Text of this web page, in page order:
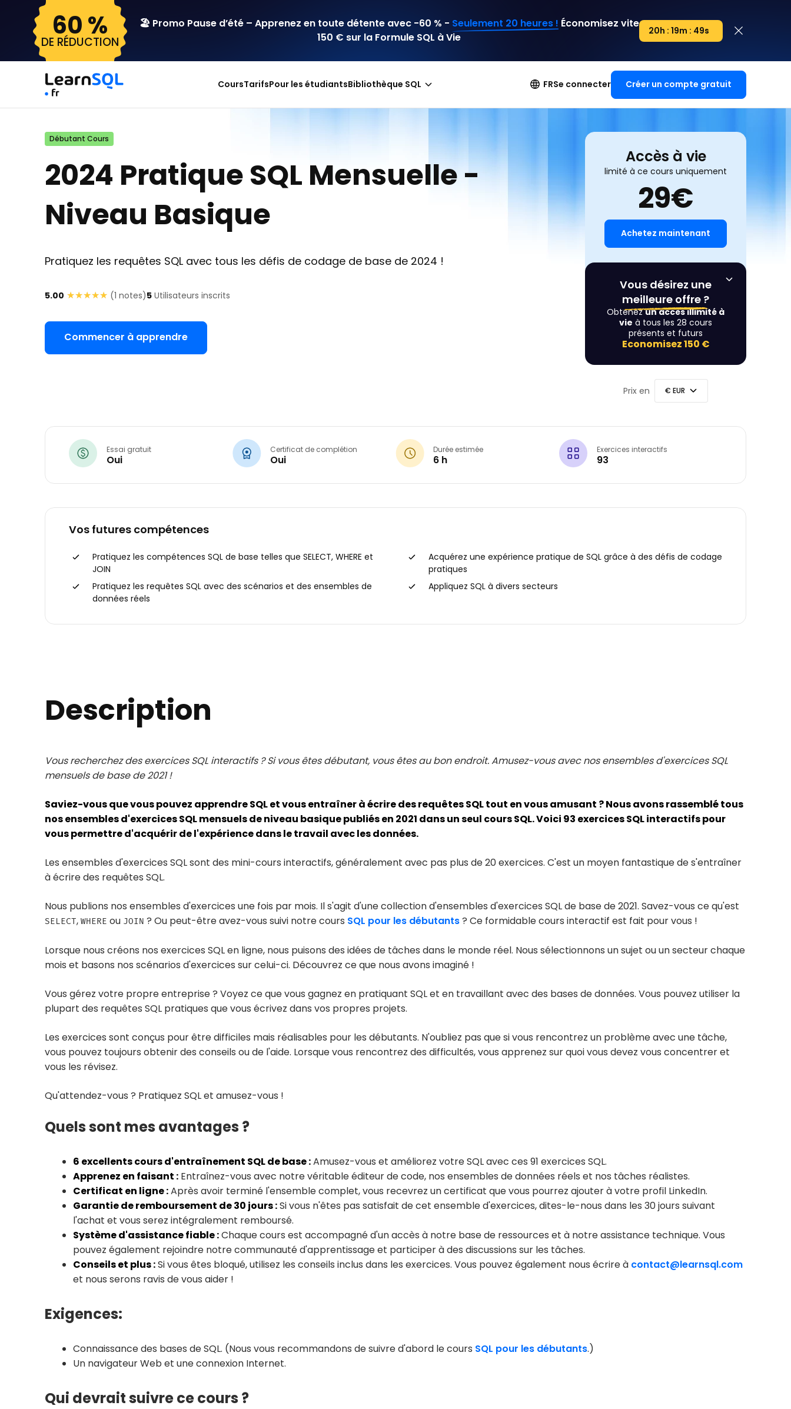
60 %
DE RÉDUCTION
🏖️ Promo Pause d’été – Apprenez en toute détente avec -60 % - Seulement 20 heures ! Économisez vite
150 € sur la Formule SQL à Vie
20h : 19m : 48s
20h : 00m : 00s
CoursTarifsPour les étudiantsBibliothèque SQL FRSe connecter Créer un compte gratuit
Débutant Cours
2024 Pratique SQL Mensuelle -
Niveau Basique
Pratiquez les requêtes SQL avec tous les défis de codage de base de 2024 !
5.00 ★★★★★
★★★★★ (1 notes)5 Utilisateurs inscrits
Commencer à apprendre
Accès à vie
limité à ce cours uniquement
29€
Achetez maintenant
Vous désirez une
meilleure offre ?
Obtenezun accès illimité à
vie à tous les 28 cours
présents et futurs
Economisez150 €
Prix en
Essai gratuit
Oui
Certificat de complétion
Oui
Durée estimée
6 h
Exercices interactifs
93
Vos futures compétences
Pratiquez les compétences SQL de base telles que SELECT, WHERE et
JOIN
Pratiquez les requêtes SQL avec des scénarios et des ensembles de
données réels
Acquérez une expérience pratique de SQL grâce à des défis de codage
pratiques
Appliquez SQL à divers secteurs
Description
Vous recherchez des exercices SQL interactifs ? Si vous êtes débutant, vous êtes au bon endroit. Amusez-vous avec nos ensembles d'exercices SQL
mensuels de base de 2021 !
Saviez-vous que vous pouvez apprendre SQL et vous entraîner à écrire des requêtes SQL tout en vous amusant ? Nous avons rassemblé tous
nos ensembles d'exercices SQL mensuels de niveau basique publiés en 2021 dans un seul cours SQL. Voici 93 exercices SQL interactifs pour
vous permettre d'acquérir de l'expérience dans le travail avec les données.
Les ensembles d'exercices SQL sont des mini-cours interactifs, généralement avec pas plus de 20 exercices. C'est un moyen fantastique de s'entraîner
à écrire des requêtes SQL.
Nous publions nos ensembles d'exercices une fois par mois. Il s'agit d'une collection d'ensembles d'exercices SQL de base de 2021. Savez-vous ce qu'est
SELECT, WHERE ou JOIN ? Ou peut-être avez-vous suivi notre cours SQL pour les débutants? Ce formidable cours interactif est fait pour vous !
Lorsque nous créons nos exercices SQL en ligne, nous puisons des idées de tâches dans le monde réel. Nous sélectionnons un sujet ou un secteur chaque
mois et basons nos scénarios d'exercices sur celui-ci. Découvrez ce que nous avons imaginé !
Vous gérez votre propre entreprise ? Voyez ce que vous gagnez en pratiquant SQL et en travaillant avec des bases de données. Vous pouvez utiliser la
plupart des requêtes SQL pratiques que vous écrivez dans vos propres projets.
Les exercices sont conçus pour être difficiles mais réalisables pour les débutants. N'oubliez pas que si vous rencontrez un problème avec une tâche,
vous pouvez toujours obtenir des conseils ou de l'aide. Lorsque vous rencontrez des difficultés, vous apprenez sur quoi vous devez vous concentrer et
vous les révisez.
Qu'attendez-vous ? Pratiquez SQL et amusez-vous !
Quels sont mes avantages ?
6 excellents cours d'entraînement SQL de base :Amusez-vous et améliorez votre SQL avec ces 91 exercices SQL.
Apprenez en faisant : Entraînez-vous avec notre véritable éditeur de code, nos ensembles de données réels et nos tâches réalistes.
Certificat en ligne :Après avoir terminé l'ensemble complet, vous recevrez un certificat que vous pourrez ajouter à votre profil LinkedIn.
Garantie de remboursement de 30 jours :Si vous n'êtes pas satisfait de cet ensemble d'exercices, dites-le-nous dans les 30 jours suivant
l'achat et vous serez intégralement remboursé.
Système d'assistance fiable :Chaque cours est accompagné d'un accès à notre base de ressources et à notre assistance technique. Vous
pouvez également rejoindre notre communauté d'apprentissage et participer à des discussions sur les tâches.
Conseils et plus :Si vous êtes bloqué, utilisez les conseils inclus dans les exercices. Vous pouvez également nous écrire à contact@learnsql.com
et nous serons ravis de vous aider !
Exigences:
Connaissance des bases de SQL. (Nous vous recommandons de suivre d'abord le cours SQL pour les débutants.)
Un navigateur Web et une connexion Internet.
Qui devrait suivre ce cours ?